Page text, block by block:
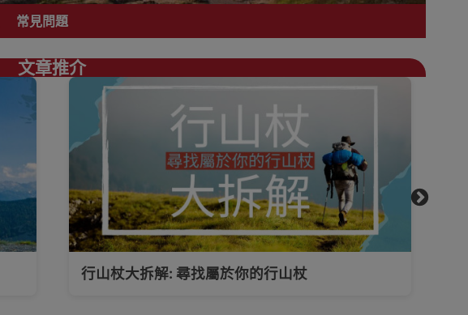
常見問題
文章推介
行山杖大拆解: 尋找屬於你的行山杖